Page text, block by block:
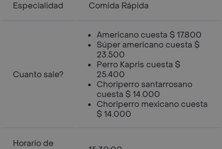
Especialidad Comida Rápida
Cuanto sale?
Americano cuesta $ 17.800
Súper americano cuesta $
23.500
Perro Kapris cuesta $
25.400
Choriperro santarrosano
cuesta $ 14.000
Choriperro mexicano cuesta
$ 14.000
Horario de